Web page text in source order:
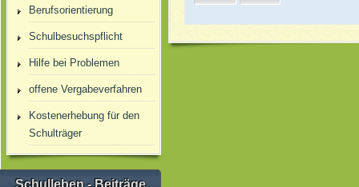
Berufsorientierung
Schulbesuchspflicht
Hilfe bei Problemen
offene Vergabeverfahren
Kostenerhebung für den
Schulträger
Schulleben - Beiträge